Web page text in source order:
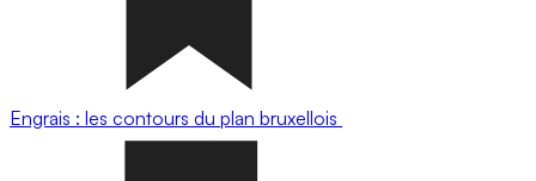
Engrais : les contours du plan bruxellois